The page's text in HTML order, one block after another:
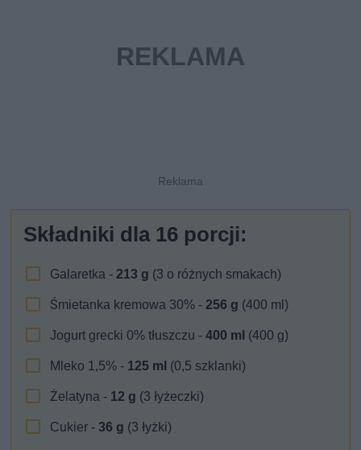
Składniki dla 16 porcji:
Galaretka -213 g (3 o różnych smakach)
Śmietanka kremowa 30% -256 g (400 ml)
Jogurt grecki 0% tłuszczu -400 ml (400 g)
Mleko 1,5% - 125 ml (0,5 szklanki)
Żelatyna - 12 g (3 łyżeczki)
Cukier -36 g (3 łyżki)